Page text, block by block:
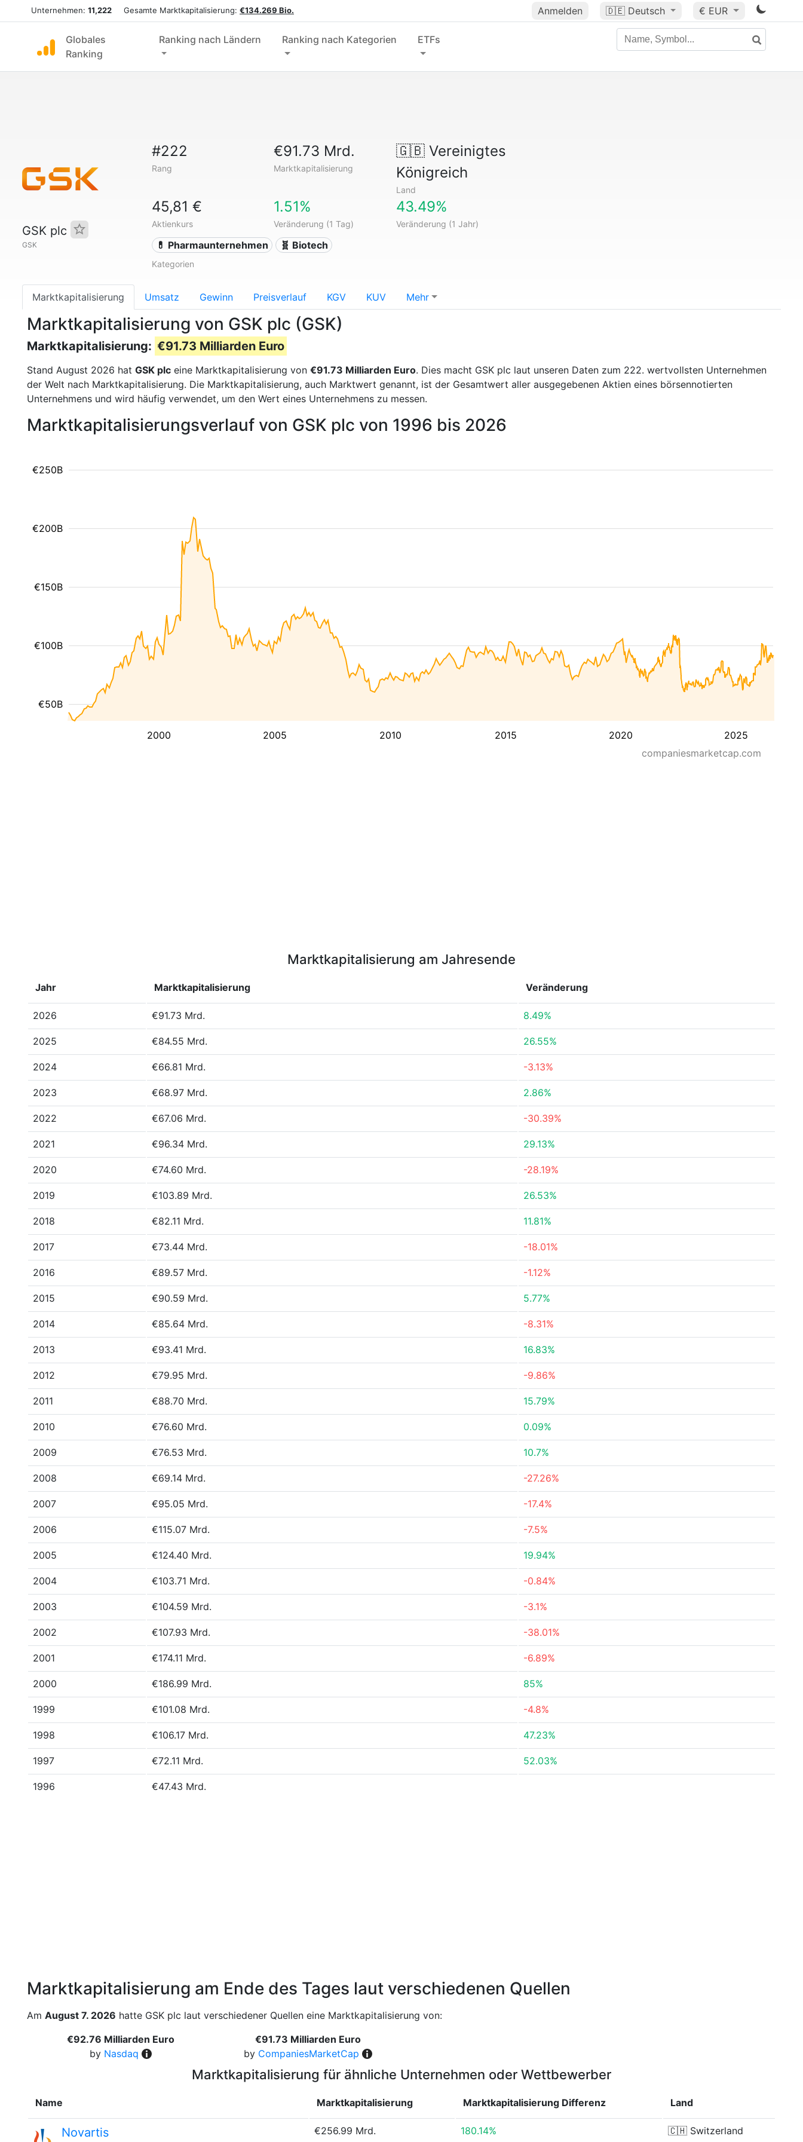
Unternehmen: 11,222 Gesamte Marktkapitalisierung: €134.269 Bio. Anmelden 🇩🇪 Deutsch € EUR
Globales
Ranking
Ranking nach Ländern Ranking nach Kategorien ETFs
GSK plc
GSK
#222
Rang
€91.73 Mrd.
Marktkapitalisierung
🇬🇧Vereinigtes
Königreich
Land
45,81 €
Aktienkurs
1.51%
Veränderung (1 Tag)
43.49%
Veränderung (1 Jahr)
💊 Pharmaunternehmen 🧬 Biotech
Kategorien
Marktkapitalisierung Umsatz Gewinn Preisverlauf KGV KUV Mehr
Marktkapitalisierung von GSK plc (GSK)
Marktkapitalisierung: €91.73 Milliarden Euro
Stand August 2026 hat GSK plc eine Marktkapitalisierung von €91.73 Milliarden Euro. Dies macht GSK plc laut unseren Daten zum 222. wertvollsten Unternehmen
der Welt nach Marktkapitalisierung. Die Marktkapitalisierung, auch Marktwert genannt, ist der Gesamtwert aller ausgegebenen Aktien eines börsennotierten
Unternehmens und wird häufig verwendet, um den Wert eines Unternehmens zu messen.
Marktkapitalisierungsverlauf von GSK plc von 1996 bis 2026
2000 2005 2010 2015 2020 2025
€50B
€100B
€150B
€200B
€250B
companiesmarketcap.com
Marktkapitalisierung am Jahresende
Jahr Marktkapitalisierung Veränderung
2026 €91.73 Mrd. 8.49%
2025 €84.55 Mrd. 26.55%
2024 €66.81 Mrd. -3.13%
2023 €68.97 Mrd. 2.86%
2022 €67.06 Mrd. -30.39%
2021 €96.34 Mrd. 29.13%
2020 €74.60 Mrd. -28.19%
2019 €103.89 Mrd. 26.53%
2018 €82.11 Mrd. 11.81%
2017 €73.44 Mrd. -18.01%
2016 €89.57 Mrd. -1.12%
2015 €90.59 Mrd. 5.77%
2014 €85.64 Mrd. -8.31%
2013 €93.41 Mrd. 16.83%
2012 €79.95 Mrd. -9.86%
2011 €88.70 Mrd. 15.79%
2010 €76.60 Mrd. 0.09%
2009 €76.53 Mrd. 10.7%
2008 €69.14 Mrd. -27.26%
2007 €95.05 Mrd. -17.4%
2006 €115.07 Mrd. -7.5%
2005 €124.40 Mrd. 19.94%
2004 €103.71 Mrd. -0.84%
2003 €104.59 Mrd. -3.1%
2002 €107.93 Mrd. -38.01%
2001 €174.11 Mrd. -6.89%
2000 €186.99 Mrd. 85%
1999 €101.08 Mrd. -4.8%
1998 €106.17 Mrd. 47.23%
1997 €72.11 Mrd. 52.03%
1996 €47.43 Mrd.
Marktkapitalisierung am Ende des Tages laut verschiedenen Quellen
Am August 7. 2026 hatte GSK plc laut verschiedener Quellen eine Marktkapitalisierung von:
€92.76 Milliarden Euro
by Nasdaq
€91.73 Milliarden Euro
by CompaniesMarketCap
Marktkapitalisierung für ähnliche Unternehmen oder Wettbewerber
Name Marktkapitalisierung Marktkapitalisierung Differenz Land
Novartis €256.99 Mrd. 180.14% 🇨🇭 Switzerland